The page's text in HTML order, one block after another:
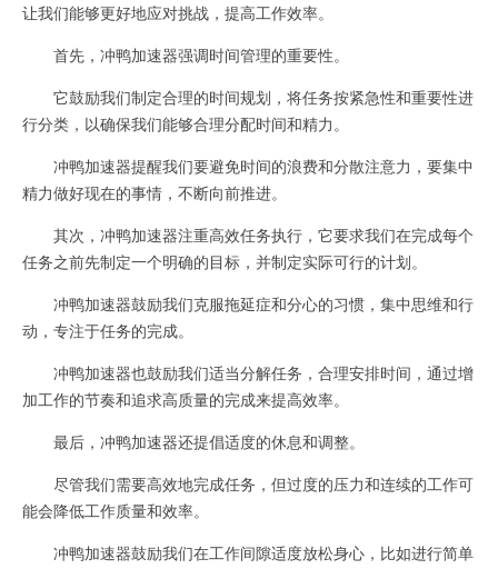
让我们能够更好地应对挑战，提高工作效率。
首先，冲鸭加速器强调时间管理的重要性。
它鼓励我们制定合理的时间规划，将任务按紧急性和重要性进
行分类，以确保我们能够合理分配时间和精力。
冲鸭加速器提醒我们要避免时间的浪费和分散注意力，要集中
精力做好现在的事情，不断向前推进。
其次，冲鸭加速器注重高效任务执行，它要求我们在完成每个
任务之前先制定一个明确的目标，并制定实际可行的计划。
冲鸭加速器鼓励我们克服拖延症和分心的习惯，集中思维和行
动，专注于任务的完成。
冲鸭加速器也鼓励我们适当分解任务，合理安排时间，通过增
加工作的节奏和追求高质量的完成来提高效率。
最后，冲鸭加速器还提倡适度的休息和调整。
尽管我们需要高效地完成任务，但过度的压力和连续的工作可
能会降低工作质量和效率。
冲鸭加速器鼓励我们在工作间隙适度放松身心，比如进行简单